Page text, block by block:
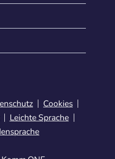
Cookies
Leichte Sprache